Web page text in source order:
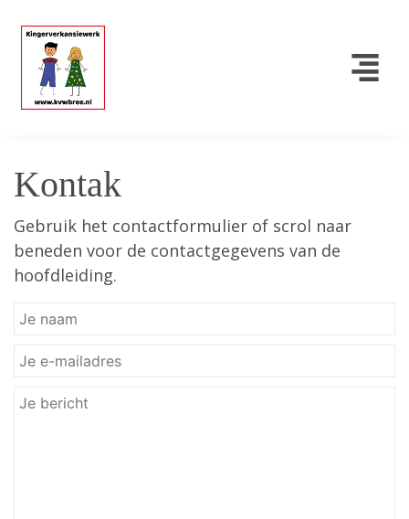
Kontak
Gebruik het contactformulier of scrol naar
beneden voor de contactgegevens van de
hoofdleiding.